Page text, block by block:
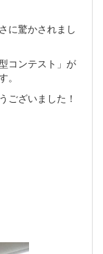
に驚かされまし
コンテスト」が
ございました！